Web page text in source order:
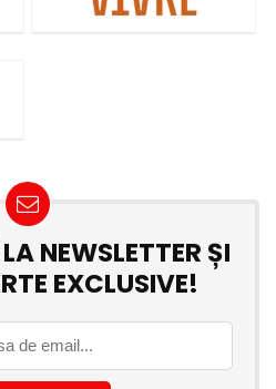
NEWSLETTER ȘI
EXCLUSIVE!